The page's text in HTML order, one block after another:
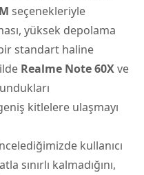
seçenekleriyle
yüksek depolama
standart haline
Realme Note 60Xve
kitlelere ulaşmayı
kullanıcı
sınırlı kalmadığını,